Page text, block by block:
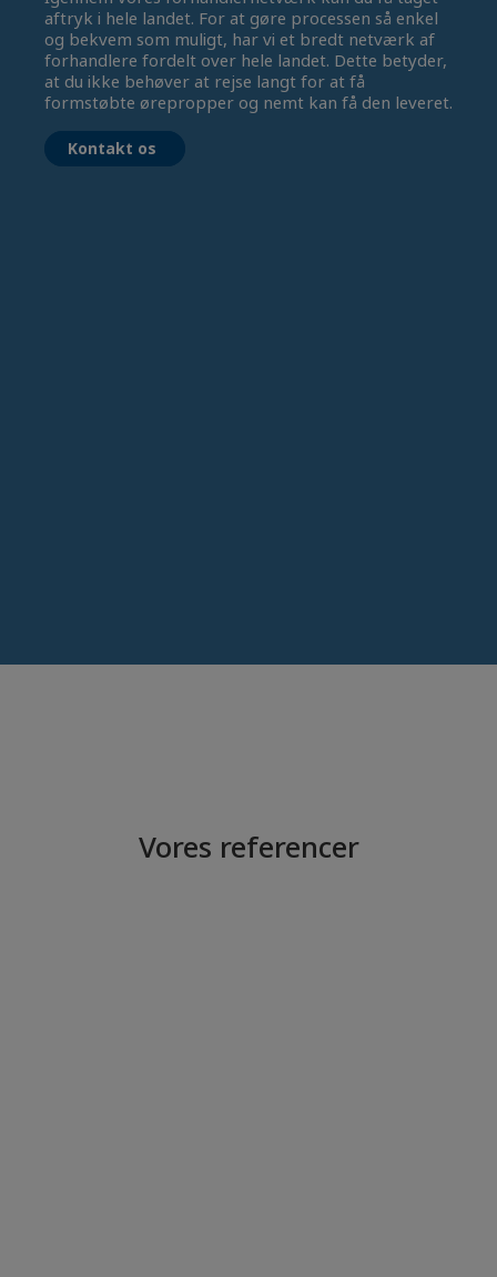
aftryk i hele landet. For at gøre processen så enkel
og bekvem som muligt, har vi et bredt netværk af
forhandlere fordelt over hele landet. Dette betyder,
at du ikke behøver at rejse langt for at få
formstøbte ørepropper og nemt kan få den leveret.
Kontakt os
Vores referencer